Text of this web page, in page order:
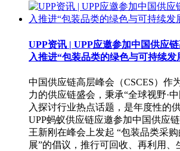
UPP资讯 | UPP应邀参加中国供应
入推进“包装品类的绿色与可持续发
中国供应链高层峰会（CSCES）作
力的供应链盛会，秉承“全球视野·
入探讨行业热点话题，是年度性的
UPP蚂蚁供应链应邀参加中国供应
王新刚在峰会上发起 “包装品类采
展”的倡议，推行可回收、再利用、